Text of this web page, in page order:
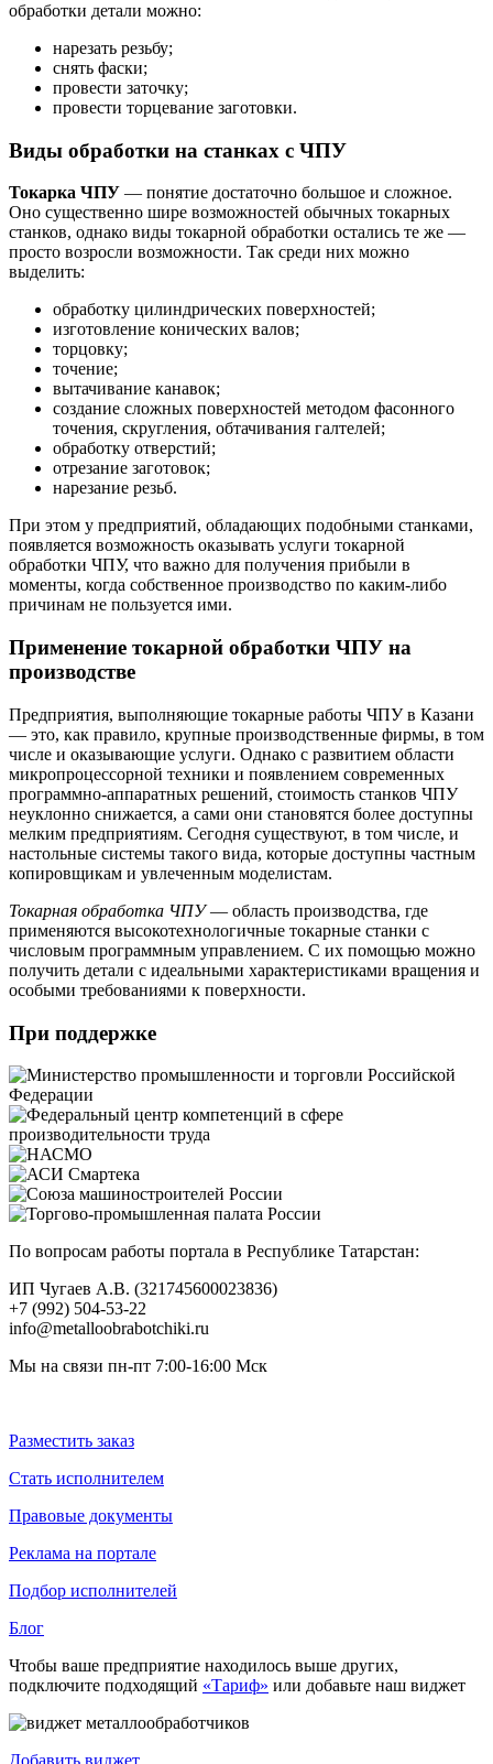
обработки детали можно:
нарезать резьбу;
снять фаски;
провести заточку;
провести торцевание заготовки.
Виды обработки на станках с ЧПУ
Токарка ЧПУ — понятие достаточно большое и сложное.
Оно существенно шире возможностей обычных токарных
станков, однако виды токарной обработки остались те же —
просто возросли возможности. Так среди них можно
выделить:
обработку цилиндрических поверхностей;
изготовление конических валов;
торцовку;
точение;
вытачивание канавок;
создание сложных поверхностей методом фасонного
точения, скругления, обтачивания галтелей;
обработку отверстий;
отрезание заготовок;
нарезание резьб.
При этом у предприятий, обладающих подобными станками,
появляется возможность оказывать услуги токарной
обработки ЧПУ, что важно для получения прибыли в
моменты, когда собственное производство по каким-либо
причинам не пользуется ими.
Применение токарной обработки ЧПУ на
производстве
Предприятия, выполняющие токарные работы ЧПУ в Казани
— это, как правило, крупные производственные фирмы, в том
числе и оказывающие услуги. Однако с развитием области
микропроцессорной техники и появлением современных
программно-аппаратных решений, стоимость станков ЧПУ
неуклонно снижается, а сами они становятся более доступны
мелким предприятиям. Сегодня существуют, в том числе, и
настольные системы такого вида, которые доступны частным
копировщикам и увлеченным моделистам.
Токарная обработка ЧПУ— область производства, где
применяются высокотехнологичные токарные станки с
числовым программным управлением. С их помощью можно
получить детали с идеальными характеристиками вращения и
особыми требованиями к поверхности.
При поддержке
По вопросам работы портала в Республике Татарстан:
ИП Чугаев А.В. (321745600023836)
+7 (992) 504-53-22
info@metalloobrabotchiki.ru
Мы на связи пн-пт 7:00-16:00 Мск
Разместить заказ
Стать исполнителем
Правовые документы
Реклама на портале
Подбор исполнителей
Блог
Чтобы ваше предприятие находилось выше других,
подключите подходящий «Тариф» или добавьте наш виджет